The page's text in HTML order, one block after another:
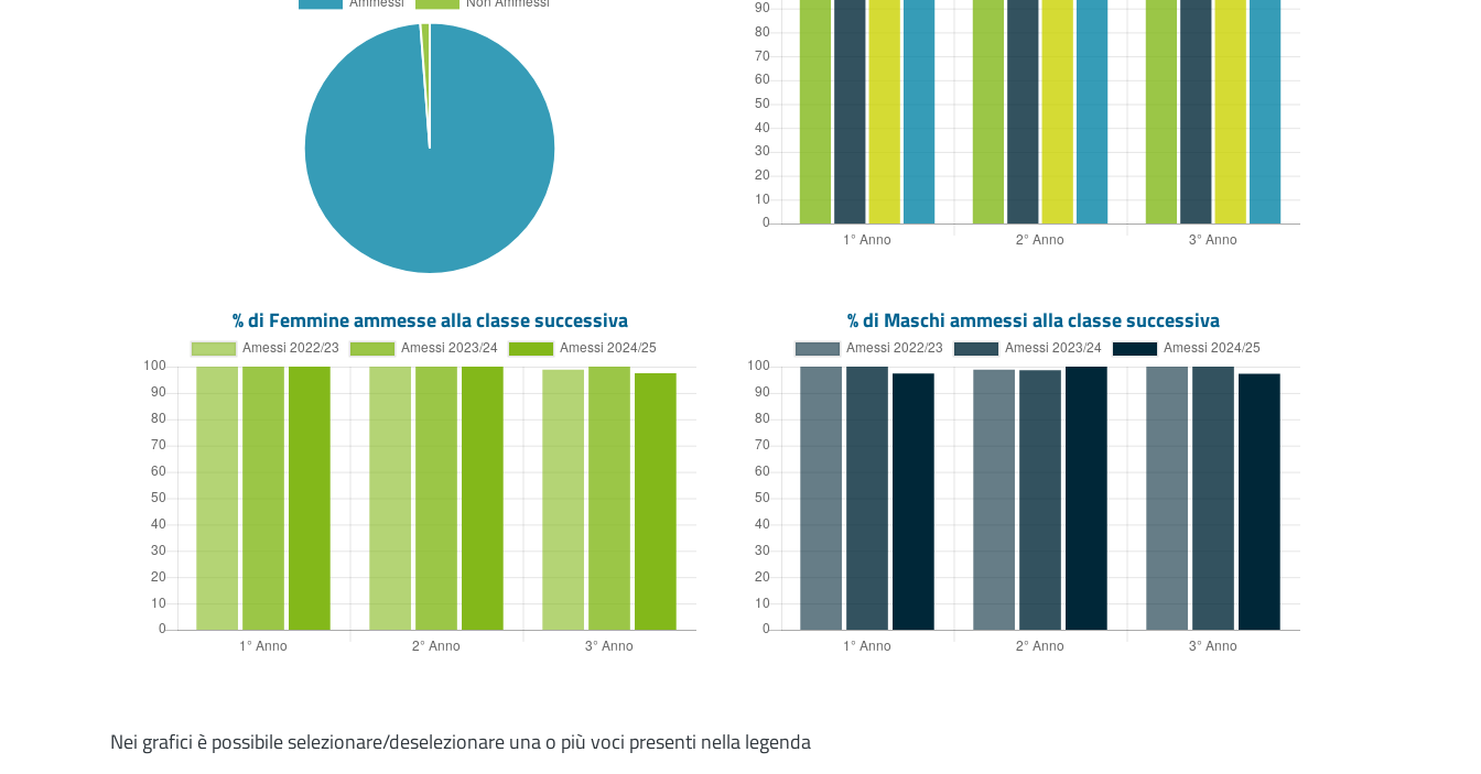
% di Femmine ammesse alla classe successiva % di Maschi ammessi alla classe successiva
Nei grafici è possibile selezionare/deselezionare una o più voci presenti nella legenda